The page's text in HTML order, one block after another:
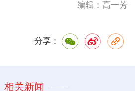
编辑：高一芳
分享：
相关新闻